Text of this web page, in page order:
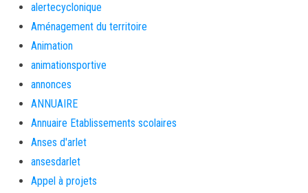
alertecyclonique
Aménagement du territoire
Animation
animationsportive
annonces
ANNUAIRE
Annuaire Etablissements scolaires
Anses d'arlet
ansesdarlet
Appel à projets